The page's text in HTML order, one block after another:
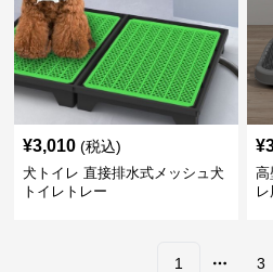
¥3,010 (税込)
犬トイレ 直接排水式メッシュ犬
トイレトレー
¥
高
1 3